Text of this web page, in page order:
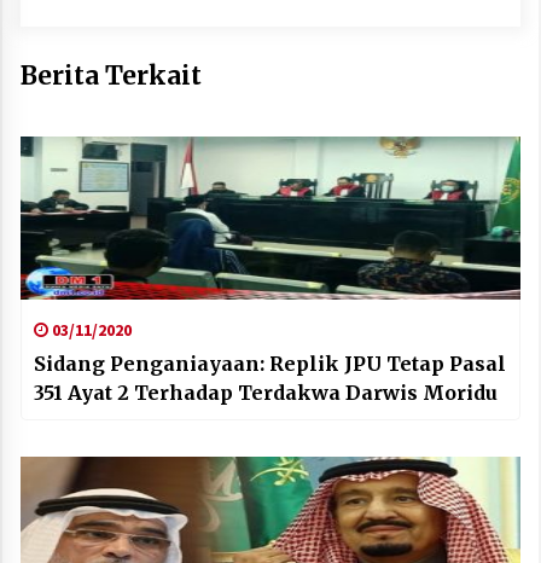
Berita Terkait
03/11/2020
Sidang Penganiayaan: Replik JPU Tetap Pasal
351 Ayat 2 Terhadap Terdakwa Darwis Moridu